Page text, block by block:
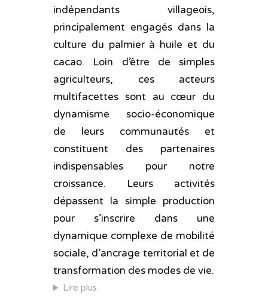
indépendants villageois,
principalement engagés dans la
culture du palmier à huile et du
cacao. Loin d’être de simples
agriculteurs, ces acteurs
multifacettes sont au cœur du
dynamisme socio-économique
de leurs communautés et
constituent des partenaires
indispensables pour notre
croissance. Leurs activités
dépassent la simple production
pour s’inscrire dans une
dynamique complexe de mobilité
sociale, d’ancrage territorial et de
transformation des modes de vie.
Lire plus